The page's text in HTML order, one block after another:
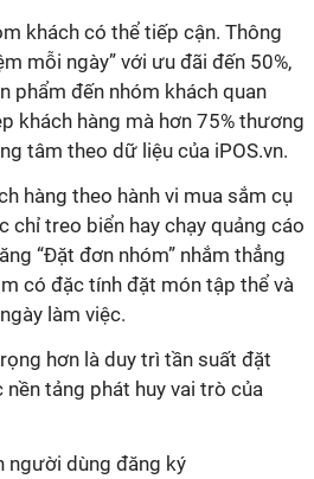
mỗi ngày” với ưu đãi đến 50%,
phẩm đến nhóm khách quan
khách hàng mà hơn 75% thương
chỉ treo biển hay chạy quảng cáo
“Đặt đơn nhóm” nhắm thẳng
có đặc tính đặt món tập thể và
tảng phát huy vai trò của